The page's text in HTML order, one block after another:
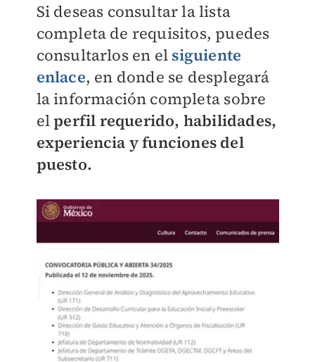
Si deseas consultar la lista
completa de requisitos, puedes
consultarlos en el siguiente
enlace, en donde se desplegará
la información completa sobre
elperfil requerido, habilidades,
experiencia y funciones del
puesto.